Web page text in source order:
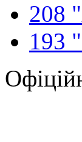
208
193